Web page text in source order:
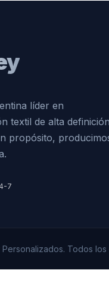
líder en
textil de alta
propósito,
7
Todos